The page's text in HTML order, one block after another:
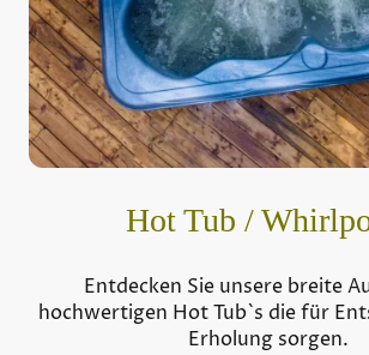
Hot Tub /
Entdecken Sie unsere breite
hochwertigen Hot Tub`s die für
Erholung sorgen.